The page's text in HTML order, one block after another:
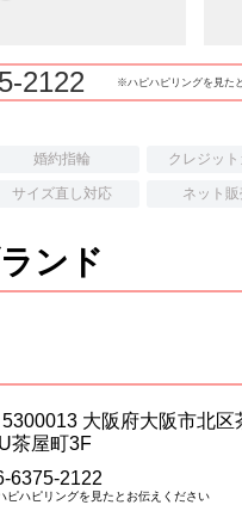
2122 ※ハピハピリングを見た
婚約指輪 クレジッ
サイズ直し対応 ネット
ンド
5300013 大阪府大阪市北
茶屋町3F
6375-2122
ピハピリングを見たとお伝えください